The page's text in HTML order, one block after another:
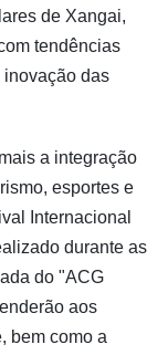
de Xangai,
tendências
inovação das
a integração
esportes e
Internacional
durante as
do "ACG
aos
bem como a